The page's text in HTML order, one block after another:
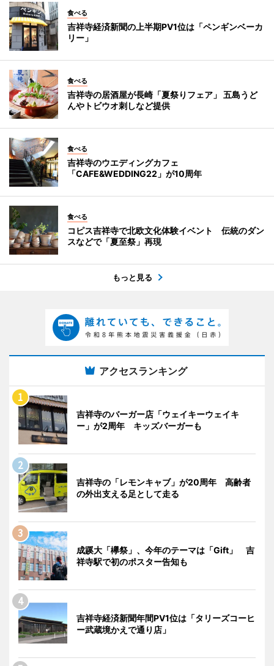
食べる
吉祥寺経済新聞の上半期PV1位は「ペンギンベーカ
リー」
食べる
吉祥寺の居酒屋が長崎「夏祭りフェア」 五島うど
んやトビウオ刺しなど提供
食べる
吉祥寺のウエディングカフェ
「CAFE&WEDDING22」が10周年
食べる
コピス吉祥寺で北欧文化体験イベント 伝統のダン
スなどで「夏至祭」再現
もっと見る
アクセスランキング
吉祥寺のバーガー店「ウェイキーウェイキ
ー」が2周年 キッズバーガーも
吉祥寺の「レモンキャブ」が20周年 高齢者
の外出支える足として走る
成蹊大「欅祭」、今年のテーマは「Gift」 吉
祥寺駅で初のポスター告知も
吉祥寺経済新聞年間PV1位は「タリーズコーヒ
ー武蔵境かえで通り店」